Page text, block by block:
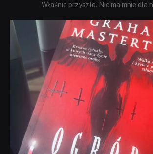
Właśnie przyszło. Nie ma mnie dla
dobryhorror
Sie 23